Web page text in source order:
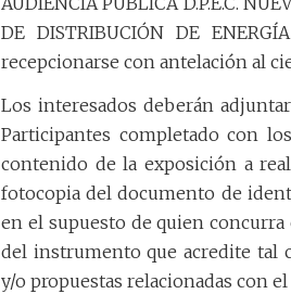
DE DISTRIBUCIÓN DE
recepcionarse con antelación al
Los interesados deberán
Participantes completado con
contenido de la exposición a
fotocopia del documento de
en el supuesto de quien
del instrumento que acredite tal
y/o propuestas relacionadas con